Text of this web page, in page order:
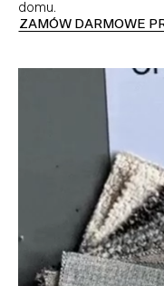
domu.
ZAMÓW DARMOWE